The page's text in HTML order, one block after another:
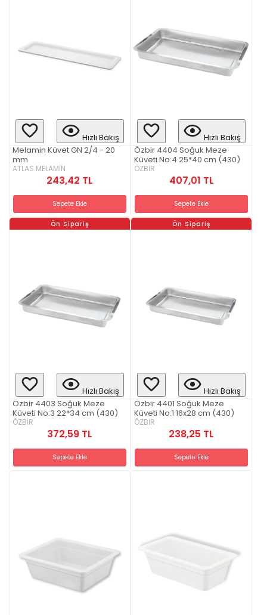
Hızlı Bakış
Melamin Küvet GN 2/4 - 20
mm
ATLAS MELAMİN
243,42 TL
Sepete Ekle
Hızlı Bakış
Özbir 4404 Soğuk Meze
Küveti No:4 25*40 cm (430)
ÖZBİR
407,01 TL
Sepete Ekle
Ön Sipariş
Hızlı Bakış
Özbir 4403 Soğuk Meze
Küveti No:3 22*34 cm (430)
ÖZBİR
372,59 TL
Sepete Ekle
Ön Sipariş
Hızlı Bakış
Özbir 4401 Soğuk Meze
Küveti No:1 16x28 cm (430)
ÖZBİR
238,25 TL
Sepete Ekle